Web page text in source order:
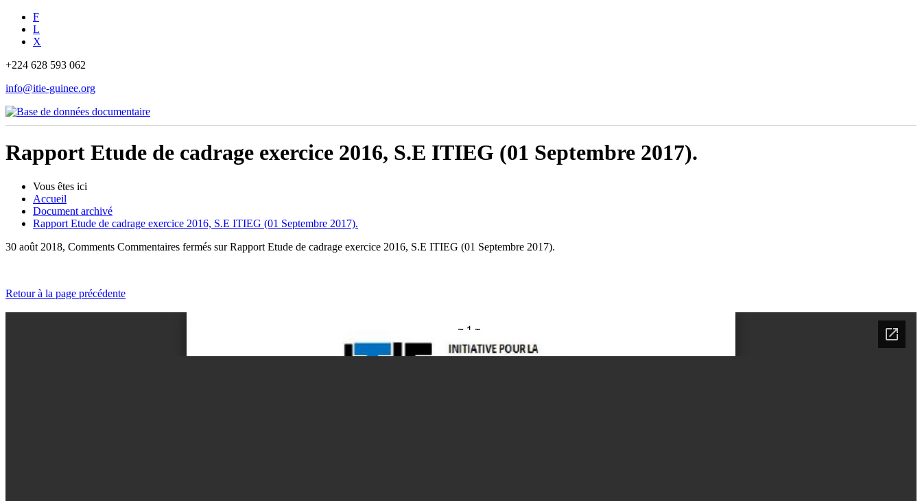
F
L
X
+224 628 593 062
info@itie-guinee.org
Rapport Etude de cadrage exercice 2016, S.E ITIEG (01 Septembre 2017).
Vous êtes ici
Accueil
Document archivé
Rapport Etude de cadrage exercice 2016, S.E ITIEG (01 Septembre 2017).
30 août 2018, Comments Commentaires fermés sur Rapport Etude de cadrage exercice 2016, S.E ITIEG (01 Septembre 2017).
Retour à la page précédente